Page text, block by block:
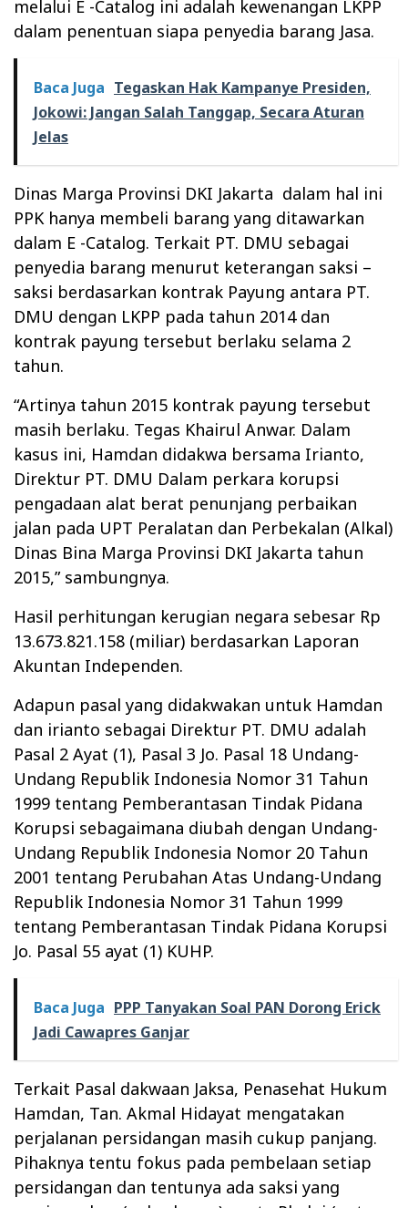
melalui E -Catalog ini adalah kewenangan LKPP
dalam penentuan siapa penyedia barang Jasa.
Baca Juga Tegaskan Hak Kampanye Presiden,
Jokowi: Jangan Salah Tanggap, Secara Aturan
Jelas
Dinas Marga Provinsi DKI Jakarta dalam hal ini
PPK hanya membeli barang yang ditawarkan
dalam E -Catalog. Terkait PT. DMU sebagai
penyedia barang menurut keterangan saksi –
saksi berdasarkan kontrak Payung antara PT.
DMU dengan LKPP pada tahun 2014 dan
kontrak payung tersebut berlaku selama 2
tahun.
“Artinya tahun 2015 kontrak payung tersebut
masih berlaku. Tegas Khairul Anwar. Dalam
kasus ini, Hamdan didakwa bersama Irianto,
Direktur PT. DMU Dalam perkara korupsi
pengadaan alat berat penunjang perbaikan
jalan pada UPT Peralatan dan Perbekalan (Alkal)
Dinas Bina Marga Provinsi DKI Jakarta tahun
2015,” sambungnya.
Hasil perhitungan kerugian negara sebesar Rp
13.673.821.158 (miliar) berdasarkan Laporan
Akuntan Independen.
Adapun pasal yang didakwakan untuk Hamdan
dan irianto sebagai Direktur PT. DMU adalah
Pasal 2 Ayat (1), Pasal 3 Jo. Pasal 18 Undang-
Undang Republik Indonesia Nomor 31 Tahun
1999 tentang Pemberantasan Tindak Pidana
Korupsi sebagaimana diubah dengan Undang-
Undang Republik Indonesia Nomor 20 Tahun
2001 tentang Perubahan Atas Undang-Undang
Republik Indonesia Nomor 31 Tahun 1999
tentang Pemberantasan Tindak Pidana Korupsi
Jo. Pasal 55 ayat (1) KUHP.
Baca Juga PPP Tanyakan Soal PAN Dorong Erick
Jadi Cawapres Ganjar
Terkait Pasal dakwaan Jaksa, Penasehat Hukum
Hamdan, Tan. Akmal Hidayat mengatakan
perjalanan persidangan masih cukup panjang.
Pihaknya tentu fokus pada pembelaan setiap
persidangan dan tentunya ada saksi yang